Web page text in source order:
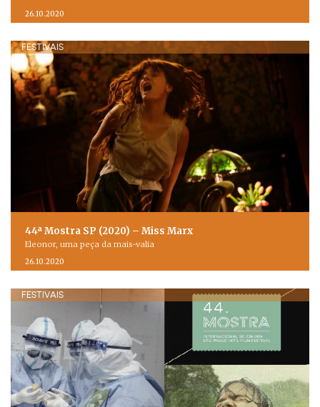
26.10.2020
FESTIVAIS
44ª Mostra SP (2020) – Miss Marx
Eleonor, uma peça da mais-valia
26.10.2020
FESTIVAIS